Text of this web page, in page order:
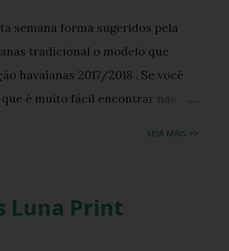
semana forma sugeridos pela
tradicional o modelo que
havaianas 2017/2018 . Se você
é muito fácil encontrar nas
LEIA MAIS >>
Luna Print